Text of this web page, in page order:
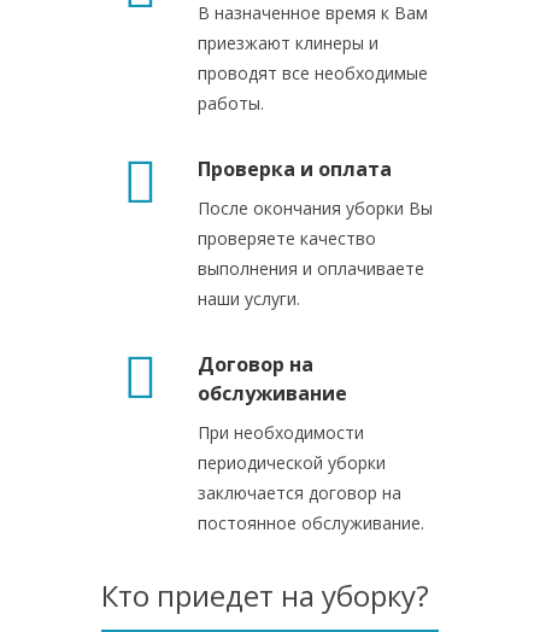
В назначенное время к Вам
приезжают клинеры и
проводят все необходимые
работы.
Проверка и оплата
После окончания уборки Вы
проверяете качество
выполнения и оплачиваете
наши услуги.
Договор на
обслуживание
При необходимости
периодической уборки
заключается договор на
постоянное обслуживание.
Кто приедет на уборку?